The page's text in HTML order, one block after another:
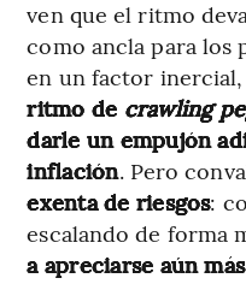
ven que el ritmo
como ancla para los
en un factor
ritmo de crawling
darle un empujón
inflación. Pero
exenta de riesgos:
escalando de forma
a apreciarse aún más